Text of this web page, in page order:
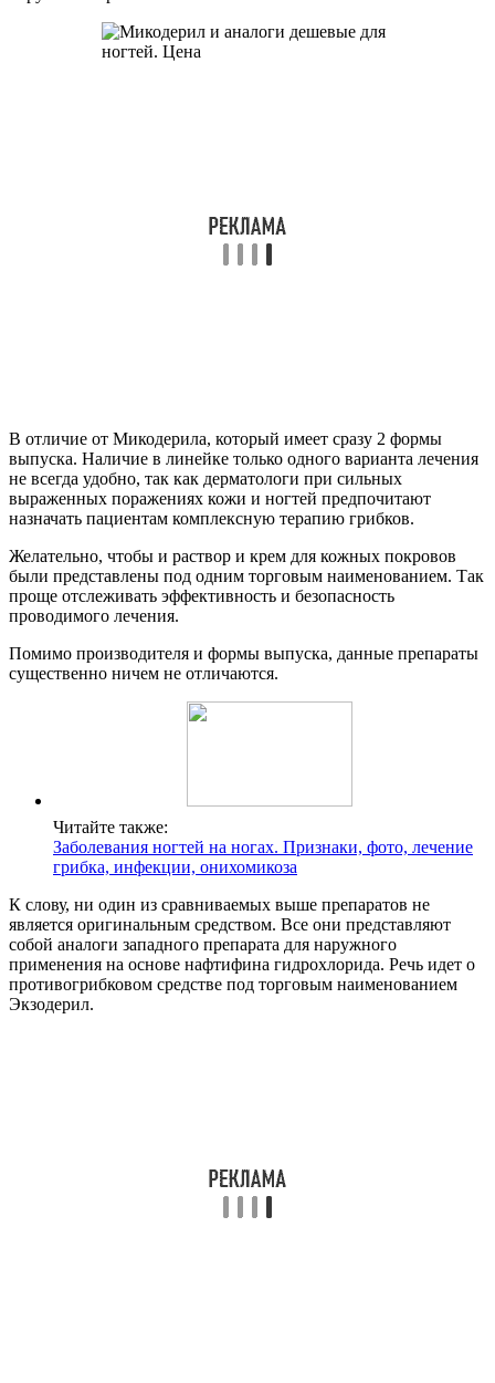
В отличие от Микодерила, который имеет сразу 2 формы
выпуска. Наличие в линейке только одного варианта лечения
не всегда удобно, так как дерматологи при сильных
выраженных поражениях кожи и ногтей предпочитают
назначать пациентам комплексную терапию грибков.
Желательно, чтобы и раствор и крем для кожных покровов
были представлены под одним торговым наименованием. Так
проще отслеживать эффективность и безопасность
проводимого лечения.
Помимо производителя и формы выпуска, данные препараты
существенно ничем не отличаются.
Читайте также:
Заболевания ногтей на ногах. Признаки, фото, лечение
грибка, инфекции, онихомикоза
К слову, ни один из сравниваемых выше препаратов не
является оригинальным средством. Все они представляют
собой аналоги западного препарата для наружного
применения на основе нафтифина гидрохлорида. Речь идет о
противогрибковом средстве под торговым наименованием
Экзодерил.